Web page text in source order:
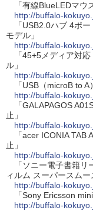
「有線BlueLEDマウ
http://buffalo-
「USB2.0ハブ 4ポー
モデル」
http://buffalo-
「45+5メディア対応
ル」
http://buffalo-
「USB（microB to A
http://buffalo-
「GALAPAGOS
止」
http://buffalo-
「acer ICONIA TAB
止」
http://buffalo-
「ソニー電子書籍リ
ィルム スーパースムー
http://buffalo-
「Sony Ericsson
http://buffalo-